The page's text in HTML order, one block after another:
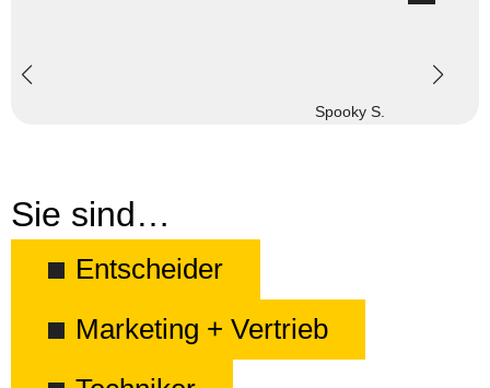
Spooky S.
Sie sind…
Entscheider
Marketing + Vertrieb